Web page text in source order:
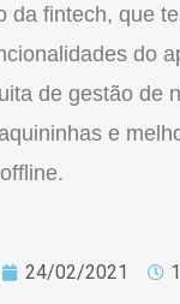
da fintech, que
do
de gestão de
e
24/02/2021